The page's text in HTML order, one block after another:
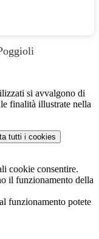
si avvalgono di
finalità illustrate nella
tutti i cookies
cookie consentire.
il funzionamento della
funzionamento potete